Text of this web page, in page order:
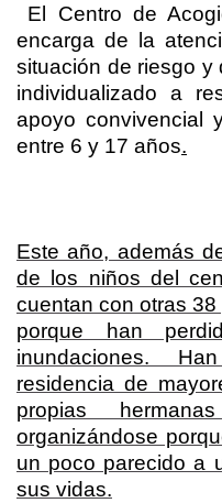
El Centro de
encarga de la
situación de riesgo y
individualizado a
apoyo convivencial
entre 6 y 17 años.
Este año, además
de los niños del
cuentan con otras
porque han
inundaciones.
residencia de
propias
organizándose
un poco parecido a
sus vidas.